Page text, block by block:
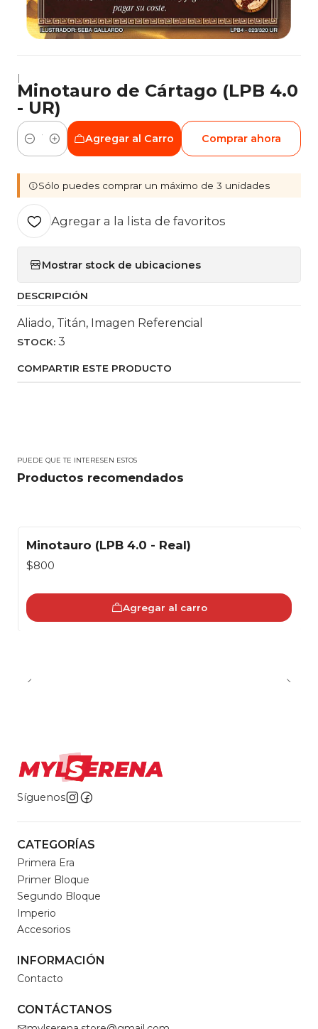
|
Minotauro de Cártago (LPB 4.0
- UR)
Cantidad
Agregar al Carro Comprar ahora
Sólo puedes comprar un máximo de 3 unidades
Agregar a la lista de favoritos
Mostrar stock de ubicaciones
DESCRIPCIÓN
Aliado, Titán, Imagen Referencial
STOCK: 3
COMPARTIR ESTE PRODUCTO
PUEDE QUE TE INTERESEN ESTOS
Productos recomendados
Minotauro (LPB 4.0 - Real)
$800
Agregar al carro
Síguenos
CATEGORÍAS
Primera Era
Primer Bloque
Segundo Bloque
Imperio
Accesorios
INFORMACIÓN
Contacto
CONTÁCTANOS